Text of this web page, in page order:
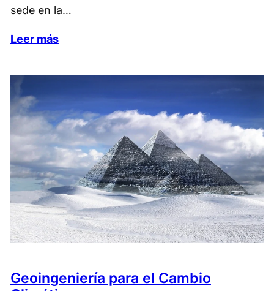
sede en la…
Leer más
Geoingeniería para el Cambio